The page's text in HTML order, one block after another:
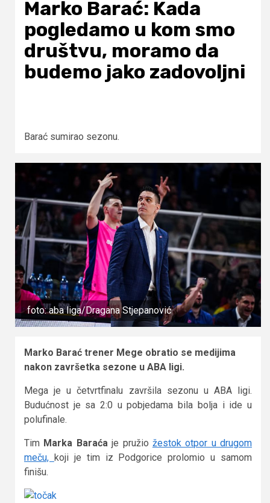
Marko Barać: Kada
pogledamo u kom smo
društvu, moramo da
budemo jako zadovoljni
Barać sumirao sezonu.
foto: aba liga/Dragana Stjepanović
Marko Barać trener Mege obratio se medijima
nakon završetka sezone u ABA ligi.
Mega je u četvrtfinalu završila sezonu u ABA ligi.
Budućnost je sa 2:0 u pobjedama bila bolja i ide u
polufinale.
Tim Marka Baraćaje pružio žestok otpor u drugom
meču, koji je tim iz Podgorice prolomio u samom
finišu.